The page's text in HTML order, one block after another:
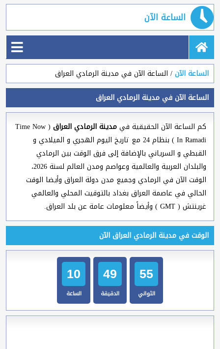
الساعة الآن
الساعة الآن الساعة الآن في مدينة الرمادي العراق
الساعة الآن في مدينة الرمادي العراق
كم الساعة الآن الحقيقية فيمدينة الرمادي العراق ( Time Now
In Ramadi ) بنظام 24 مع تاريخ اليوم الهجري و الميلادي و
القبطي و السرياني بالإضافة إلى فرق الوقت بين الرمادي
والبلدان العربية والعالمية وعواصم ومدن العالم لسنة 2026،
الوقت الآن في الرمادي وجميع مدن دولة العراق وأيضا الوقت
الحالي في عاصمة العراق بغداد بالتوقيت المحلي والعالمي
غرينتش ( GMT ) وأيضاً معلومات عامة عن بلد العراق.
الوقت في مدينة الرمادي العراق الآن
10
الساعة
49
الدقيقة
56
الثواني